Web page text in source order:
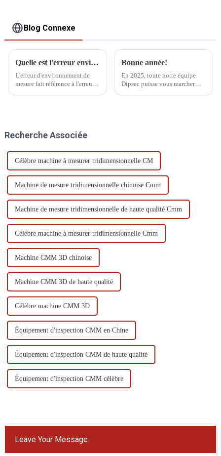
Blog Connexe
Quelle est l'erreur environnementale de mesure
L'erreur d'environnement de
mesure fait référence à l'erreur
pendant le processus de
Bonne année!
En 2025, toute notre équipe
Dipsec puisse vous marcher
Recherche Associée
Célèbre machine à mesurer tridimensionnelle CM
Machine de mesure tridimensionnelle chinoise Cmm
Machine de mesure tridimensionnelle de haute qualité Cmm
Célèbre machine à mesurer tridimensionnelle Cmm
Machine CMM 3D chinoise
Machine CMM 3D de haute qualité
Célèbre machine CMM 3D
Équipement d'inspection CMM en Chine
Équipement d'inspection CMM de haute qualité
Équipement d'inspection CMM célèbre
Leave Your Message